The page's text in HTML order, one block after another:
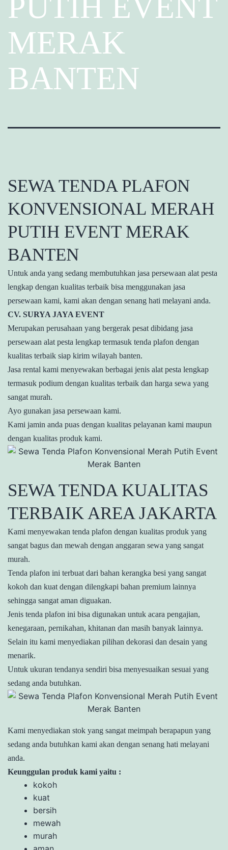
MERAK
BANTEN
SEWA TENDA PLAFON
KONVENSIONAL MERAH
PUTIH EVENT MERAK
BANTEN
Untuk anda yang sedang membutuhkan jasa persewaan alat pesta
lengkap dengan kualitas terbaik bisa menggunakan jasa
persewaan kami, kami akan dengan senang hati melayani anda.
CV. SURYA JAYA EVENT
Merupakan perusahaan yang bergerak pesat dibidang jasa
persewaan alat pesta lengkap termasuk tenda plafon dengan
kualitas terbaik siap kirim wilayah banten.
Jasa rental kami menyewakan berbagai jenis alat pesta lengkap
termasuk podium dengan kualitas terbaik dan harga sewa yang
sangat murah.
Ayo gunakan jasa persewaan kami.
Kami jamin anda puas dengan kualitas pelayanan kami maupun
dengan kualitas produk kami.
SEWA TENDA KUALITAS
TERBAIK AREA JAKARTA
Kami menyewakan tenda plafon dengan kualitas produk yang
sangat bagus dan mewah dengan anggaran sewa yang sangat
murah.
Tenda plafon ini terbuat dari bahan kerangka besi yang sangat
kokoh dan kuat dengan dilengkapi bahan premium lainnya
sehingga sangat aman diguakan.
Jenis tenda plafon ini bisa digunakan untuk acara pengajian,
kenegaraan, pernikahan, khitanan dan masih banyak lainnya.
Selain itu kami menyediakan pilihan dekorasi dan desain yang
menarik.
Untuk ukuran tendanya sendiri bisa menyesuaikan sesuai yang
sedang anda butuhkan.
Kami menyediakan stok yang sangat meimpah berapapun yang
sedang anda butuhkan kami akan dengan senang hati melayani
anda.
Keunggulan produk kami yaitu :
kokoh
kuat
bersih
mewah
murah